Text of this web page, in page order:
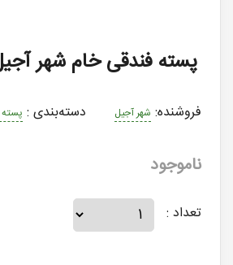
پسته فندقی خام شهر
فروشنده: شهر آجیل دسته‌بندی :
ناموجود
تعداد :